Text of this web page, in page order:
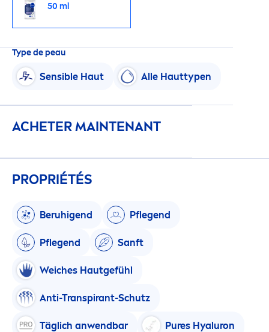
50 ml
Type de peau
Sensible Haut Alle Hauttypen
ACHETER MAINTENANT
PROPRIÉTÉS
Beruhigend Pflegend
Pflegend Sanft
Weiches Hautgefühl
Anti-Transpirant-Schutz
Täglich anwendbar Pures Hyaluron